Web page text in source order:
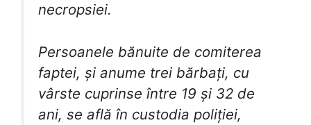
necropsiei.
Persoanele bănuite de comiterea
faptei, și anume trei bărbați, cu
vârste cuprinse între 19 și 32 de
ani, se află în custodia poliției,